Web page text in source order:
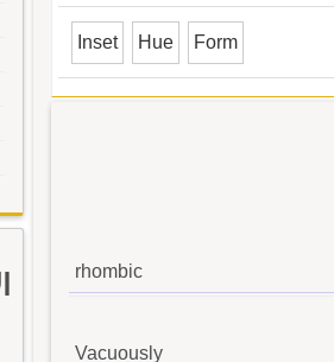
Inset Hue Form
rhombic
Vacuously